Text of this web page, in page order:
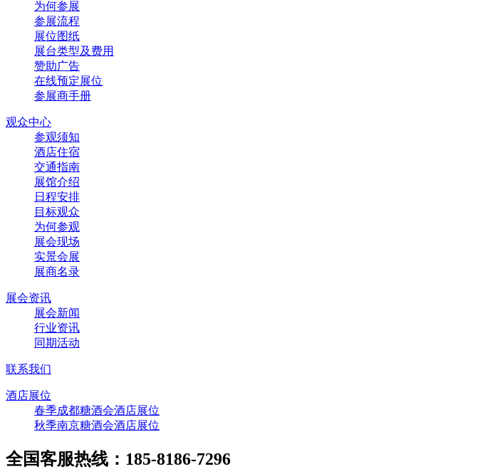
为何参展
参展流程
展位图纸
展台类型及费用
赞助广告
在线预定展位
参展商手册
观众中心
参观须知
酒店住宿
交通指南
展馆介绍
日程安排
目标观众
为何参观
展会现场
实景会展
展商名录
展会资讯
展会新闻
行业资讯
同期活动
联系我们
酒店展位
春季成都糖酒会酒店展位
秋季南京糖酒会酒店展位
全国客服热线：185-8186-7296